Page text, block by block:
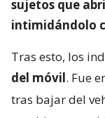
sujetos que
intimidándolo
Tras esto, los
del móvil. Fue
tras bajar del